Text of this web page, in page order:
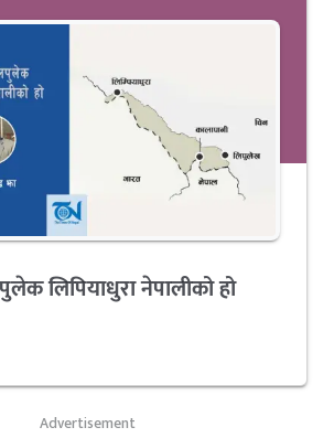
लिपियाधुरा नेपालीको हो
Advertisement